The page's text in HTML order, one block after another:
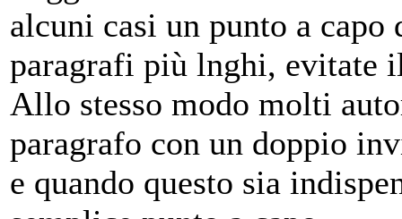
alcuni casi un punto a
paragrafi più lnghi, evitate
Allo stesso modo molti
paragrafo con un doppio
e quando questo sia